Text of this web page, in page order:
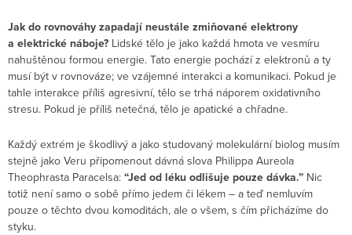
Jak do rovnováhy zapadají neustále zmiňované elektrony
a elektrické náboje? Lidské tělo je jako každá hmota ve vesmíru
nahuštěnou formou energie. Tato energie pochází z elektronů a ty
musí být v rovnováze; ve vzájemné interakci a komunikaci. Pokud je
tahle interakce příliš agresivní, tělo se trhá náporem oxidativního
stresu. Pokud je příliš netečná, tělo je apatické a chřadne.
Každý extrém je škodlivý a jako studovaný molekulární biolog musím
stejně jako Veru připomenout dávná slova Philippa Aureola
Theophrasta Paracelsa: “Jed od léku odlišuje pouze dávka.” Nic
totiž není samo o sobě přímo jedem či lékem – a teď nemluvím
pouze o těchto dvou komoditách, ale o všem, s čím přicházíme do
styku.